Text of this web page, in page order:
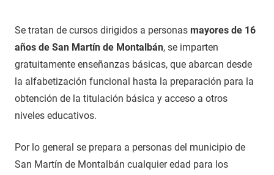
Se tratan de cursos dirigidos a personas mayores de 16
años de San Martín de Montalbán, se imparten
gratuitamente enseñanzas básicas, que abarcan desde
la alfabetización funcional hasta la preparación para la
obtención de la titulación básica y acceso a otros
niveles educativos.
Por lo general se prepara a personas del municipio de
San Martín de Montalbán cualquier edad para los